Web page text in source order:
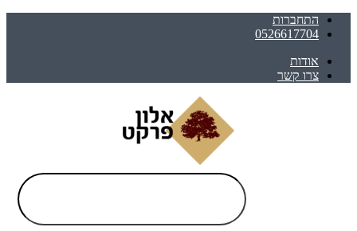
התחברות
0526617704
אודות
צרו קשר